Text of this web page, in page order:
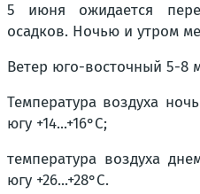
5 июня ожидается
осадков. Ночью и утром
Ветер юго-восточный 5-8
Температура воздуха
югу +14...+16°С;
температура воздуха
югу +26...+28°С.